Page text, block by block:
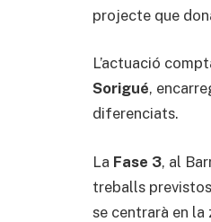
projecte que
L’actuació
Sorigué,
diferenciats.
La Fase 3, al
treballs previstos
se centrarà en la